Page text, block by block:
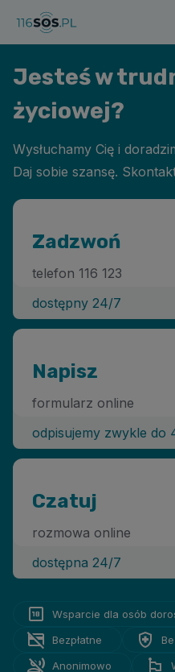
Jesteś w
życiowej?
Wysłuchamy Cię i
Daj sobie szansę.
Zadzwoń
telefon 116 123
dostępny 24/7
Napisz
formularz online
odpisujemy zwykle do
Czatuj
rozmowa online
dostępna 24/7
Wsparcie dla osób
Bezpłatne
Anonimowo